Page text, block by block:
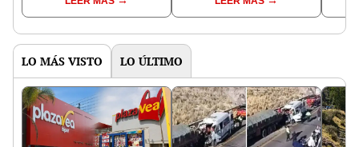
la Universidad César
Vallejo 2024-1
LO MÁS VISTO LO ÚLTIMO